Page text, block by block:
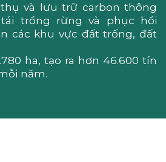
và lưu trữ carbon thông
trồng rừng và phục hồi
các khu vực đất trống, đất
ha, tạo ra hơn 46.600 tín
năm.